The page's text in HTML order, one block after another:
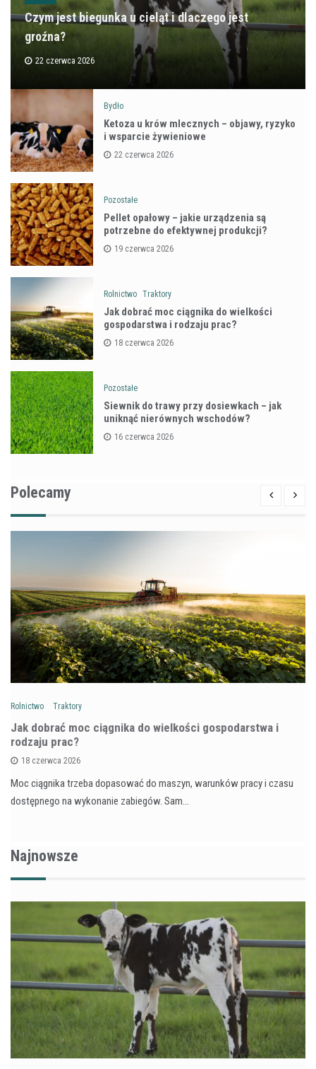
Czym jest biegunka u cieląt i dlaczego jest
groźna?
22 czerwca 2026
Bydło
Ketoza u krów mlecznych – objawy, ryzyko
i wsparcie żywieniowe
22 czerwca 2026
Pozostałe
Pellet opałowy – jakie urządzenia są
potrzebne do efektywnej produkcji?
19 czerwca 2026
Rolnictwo Traktory
Jak dobrać moc ciągnika do wielkości
gospodarstwa i rodzaju prac?
18 czerwca 2026
Pozostałe
Siewnik do trawy przy dosiewkach – jak
uniknąć nierównych wschodów?
16 czerwca 2026
Polecamy
Rolnictwo Traktory
Jak dobrać moc ciągnika do wielkości gospodarstwa i
rodzaju prac?
18 czerwca 2026
Moc ciągnika trzeba dopasować do maszyn, warunków pracy i czasu
dostępnego na wykonanie zabiegów. Sam…
Najnowsze